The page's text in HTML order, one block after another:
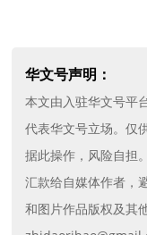
华文号声明：
本文由入驻华文号平
代表华文号立场。仅
据此操作，风险自担
汇款给自媒体作者，
和图片作品版权及其